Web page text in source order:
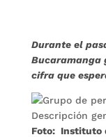
Durante el
Bucaramanga
cifra que
Foto: Instituto